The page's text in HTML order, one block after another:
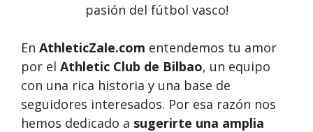
pasión del fútbol vasco!
En AthleticZale.com entendemos tu amor
por el Athletic Club de Bilbao, un equipo
con una rica historia y una base de
seguidores interesados. Por esa razón nos
hemos dedicado a sugerirte una amplia